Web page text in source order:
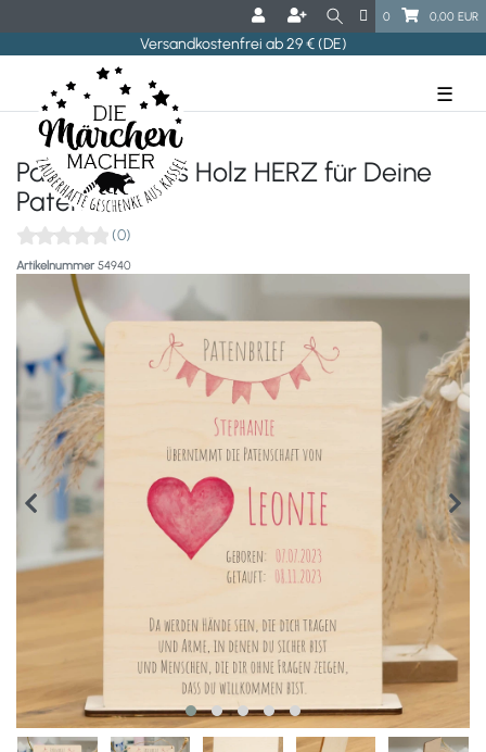
0 0,00 EUR
Versandkostenfrei ab 29 € (DE)
☰
Patenbrief aus Holz HERZ für Deine
Paten
(0)
Artikelnummer 54940